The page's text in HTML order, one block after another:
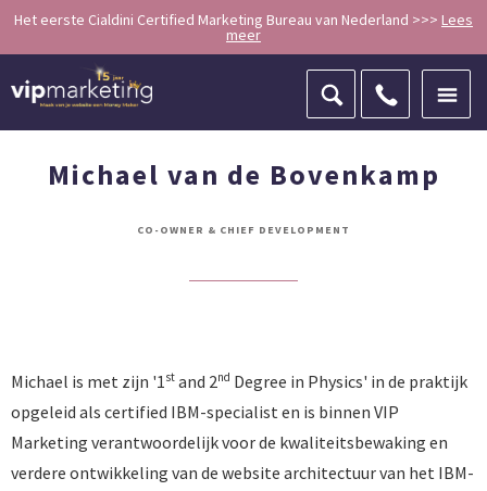
Het eerste Cialdini Certified Marketing Bureau van Nederland >>> Lees
meer
ZOEKEN
Michael van de Bovenkamp
CO-OWNER & CHIEF DEVELOPMENT
Michael is met zijn '1st and 2nd Degree in Physics' in de praktijk
opgeleid als certified IBM-specialist en is binnen VIP
Marketing verantwoordelijk voor de kwaliteitsbewaking en
verdere ontwikkeling van de website architectuur van het IBM-